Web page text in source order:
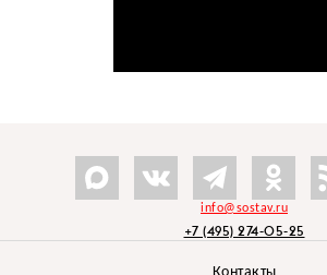
info@sostav.ru
+7 (495) 274-05-25